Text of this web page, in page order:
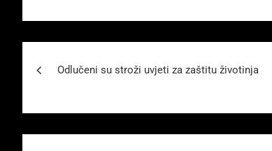
Odlučeni su stroži uvjeti za zaštitu životinja